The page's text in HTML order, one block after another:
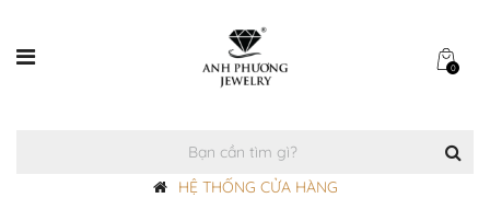
0
HỆ THỐNG CỬA HÀNG